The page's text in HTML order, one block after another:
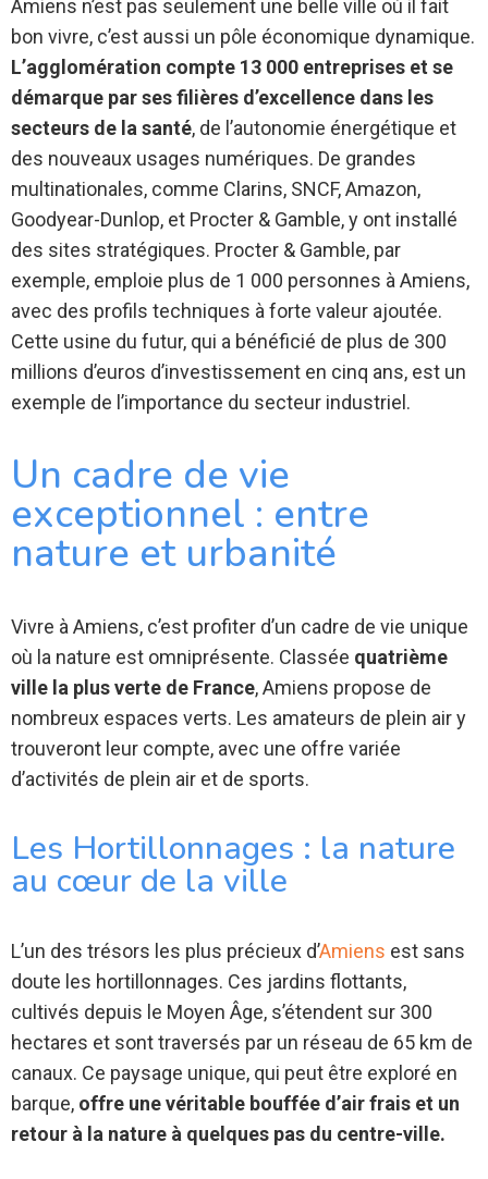
Amiens n’est pas seulement une belle ville où il fait
bon vivre, c’est aussi un pôle économique dynamique.
L’agglomération compte 13 000 entreprises et se
démarque par ses filières d’excellence dans les
secteurs de la santé, de l’autonomie énergétique et
des nouveaux usages numériques. De grandes
multinationales, comme Clarins, SNCF, Amazon,
Goodyear-Dunlop, et Procter & Gamble, y ont installé
des sites stratégiques. Procter & Gamble, par
exemple, emploie plus de 1 000 personnes à Amiens,
avec des profils techniques à forte valeur ajoutée.
Cette usine du futur, qui a bénéficié de plus de 300
millions d’euros d’investissement en cinq ans, est un
exemple de l’importance du secteur industriel.
Un cadre de vie
exceptionnel : entre
nature et urbanité
Vivre à Amiens, c’est profiter d’un cadre de vie unique
où la nature est omniprésente. Classée quatrième
ville la plus verte de France, Amiens propose de
nombreux espaces verts. Les amateurs de plein air y
trouveront leur compte, avec une offre variée
d’activités de plein air et de sports.
Les Hortillonnages : la nature
au cœur de la ville
L’un des trésors les plus précieux d’Amiens est sans
doute les hortillonnages. Ces jardins flottants,
cultivés depuis le Moyen Âge, s’étendent sur 300
hectares et sont traversés par un réseau de 65 km de
canaux. Ce paysage unique, qui peut être exploré en
barque, offre une véritable bouffée d’air frais et un
retour à la nature à quelques pas du centre-ville.